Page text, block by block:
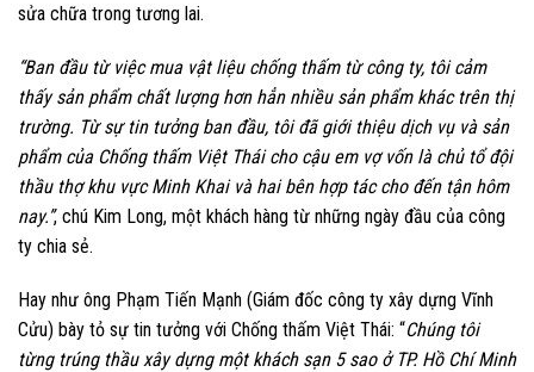
sửa chữa trong tương lai.
“Ban đầu từ việc mua vật liệu chống thấm từ công ty, tôi cảm
thấy sản phẩm chất lượng hơn hẳn nhiều sản phẩm khác trên thị
trường. Từ sự tin tưởng ban đầu, tôi đã giới thiệu dịch vụ và sản
phẩm của Chống thấm Việt Thái cho cậu em vợ vốn là chủ tổ đội
thầu thợ khu vực Minh Khai và hai bên hợp tác cho đến tận hôm
nay.”, chú Kim Long, một khách hàng từ những ngày đầu của công
ty chia sẻ.
Hay như ông Phạm Tiến Mạnh (Giám đốc công ty xây dựng Vĩnh
Cửu) bày tỏ sự tin tưởng với Chống thấm Việt Thái: “Chúng tôi
từng trúng thầu xây dựng một khách sạn 5 sao ở TP. Hồ Chí Minh